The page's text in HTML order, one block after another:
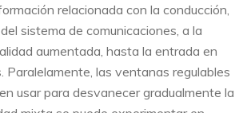
relacionada con la conducción,
sistema de comunicaciones, a la
aumentada, hasta la entrada en
Paralelamente, las ventanas regulables
usar para desvanecer gradualmente la